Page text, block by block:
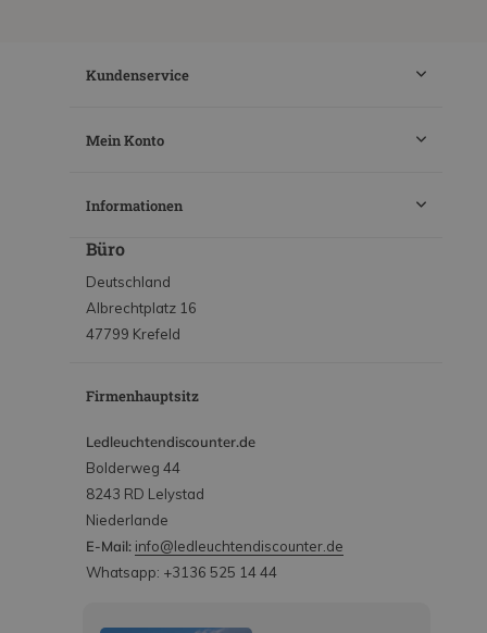
Kundenservice
Mein Konto
Informationen
Büro
Deutschland
Albrechtplatz 16
47799 Krefeld
Firmenhauptsitz
Ledleuchtendiscounter.de
Bolderweg 44
8243 RD Lelystad
Niederlande
E-Mail: info@ledleuchtendiscounter.de
Whatsapp: +3136 525 14 44